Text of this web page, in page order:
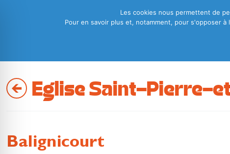
Eglise Saint-Pierre-
Balignicourt
Les cookies nous permettent de
Pour en savoir plus et, notamment, pour s'opposer